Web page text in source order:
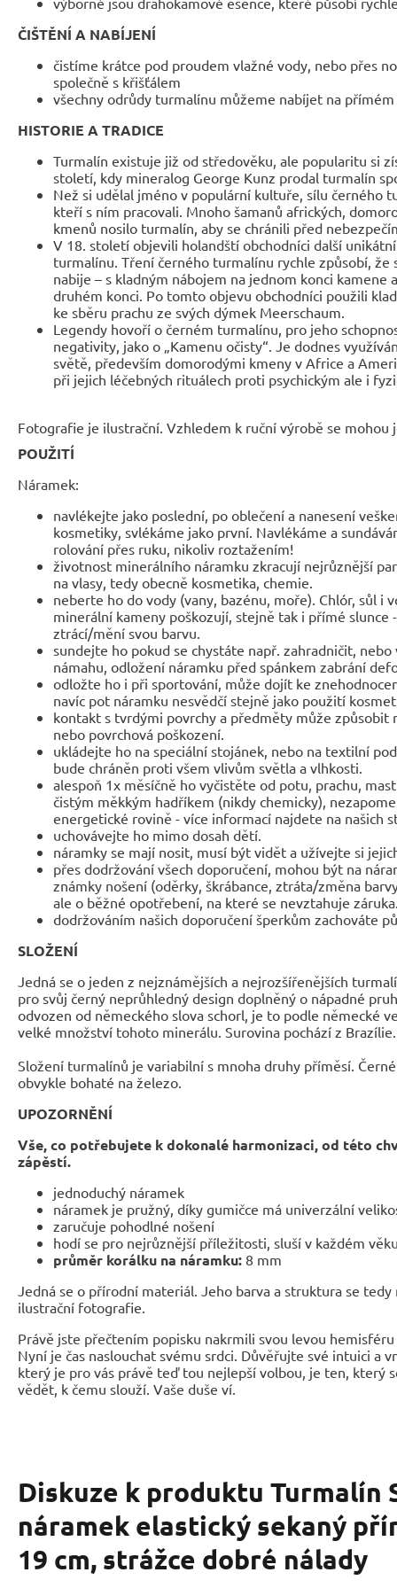
ČIŠTĚNÍ A NABÍJENÍ
čistíme krátce pod proudem vlažné vody, nebo přes
společně s křišťálem
všechny odrůdy turmalínu můžeme nabíjet na přímém
HISTORIE A TRADICE
Turmalín existuje již od středověku, ale popularitu si
století, kdy mineralog George Kunz prodal turmalín
Než si udělal jméno v populární kultuře, sílu černého
kteří s ním pracovali. Mnoho šamanů afrických,
kmenů nosilo turmalín, aby se chránili před
V 18. století objevili holandští obchodníci další
turmalínu. Tření černého turmalínu rychle způsobí, že
nabije – s kladným nábojem na jednom konci kamene
druhém konci. Po tomto objevu obchodníci použili
ke sběru prachu ze svých dýmek Meerschaum.
Legendy hovoří o černém turmalínu, pro jeho
negativity, jako o „Kamenu očisty“. Je dodnes
světě, především domorodými kmeny v Africe a
při jejich léčebných rituálech proti psychickým ale i
Fotografie je ilustrační. Vzhledem k ruční výrobě se
POUŽITÍ
Náramek:
navlékejte jako poslední, po oblečení a nanesení
kosmetiky, svlékáme jako první. Navlékáme a
rolování přes ruku, nikoliv roztažením!
životnost minerálního náramku zkracují nejrůznější
na vlasy, tedy obecně kosmetika, chemie.
neberte ho do vody (vany, bazénu, moře). Chlór, sůl i
minerální kameny poškozují, stejně tak i přímé slunce
ztrácí/mění svou barvu.
sundejte ho pokud se chystáte např. zahradničit,
námahu, odložení náramku před spánkem zabrání
odložte ho i při sportování, může dojít ke
navíc pot náramku nesvědčí stejně jako použití
kontakt s tvrdými povrchy a předměty může způsobit
nebo povrchová poškození.
ukládejte ho na speciální stojánek, nebo na textilní
bude chráněn proti všem vlivům světla a vlhkosti.
alespoň 1x měsíčně ho vyčistěte od potu, prachu,
čistým měkkým hadříkem (nikdy chemicky),
energetické rovině - více informací najdete na našich
uchovávejte ho mimo dosah dětí.
náramky se mají nosit, musí být vidět a užívejte si
přes dodržování všech doporučení, mohou být na
známky nošení (oděrky, škrábance, ztráta/změna
ale o běžné opotřebení, na které se nevztahuje
dodržováním našich doporučení šperkům zachováte
SLOŽENÍ
Jedná se o jeden z nejznámějších a nejrozšířenějších
pro svůj černý neprůhledný design doplněný o nápadné
odvozen od německého slova schorl, je to podle německé
velké množství tohoto minerálu. Surovina pochází z Brazílie.
Složení turmalínů je variabilní s mnoha druhy příměsí.
obvykle bohaté na železo.
UPOZORNĚNÍ
Vše, co potřebujete k dokonalé harmonizaci, od této
zápěstí.
jednoduchý náramek
náramek je pružný, díky gumičce má univerzální
zaručuje pohodlné nošení
hodí se pro nejrůznější příležitosti, sluší v každém
průměr korálku na náramku: 8 mm
Jedná se o přírodní materiál. Jeho barva a struktura se
ilustrační fotografie.
Právě jste přečtením popisku nakrmili svou levou
Nyní je čas naslouchat svému srdci. Důvěřujte své intuici a
který je pro vás právě teď tou nejlepší volbou, je ten, který
vědět, k čemu slouží. Vaše duše ví.
Diskuze k produktu Turmalín
náramek elastický sekaný
19 cm, strážce dobré nálady